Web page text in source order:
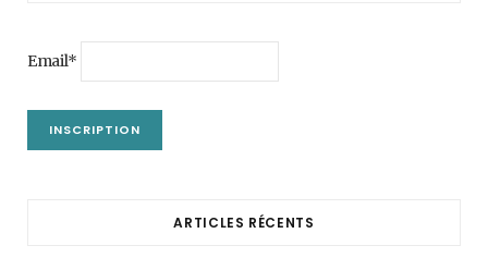
Email*
ARTICLES RÉCENTS